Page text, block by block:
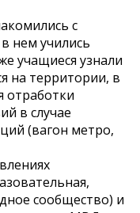
с
нем учились
учащиеся узнали
на территории, в
отработки
в случае
(вагон метро,
сообщество) и